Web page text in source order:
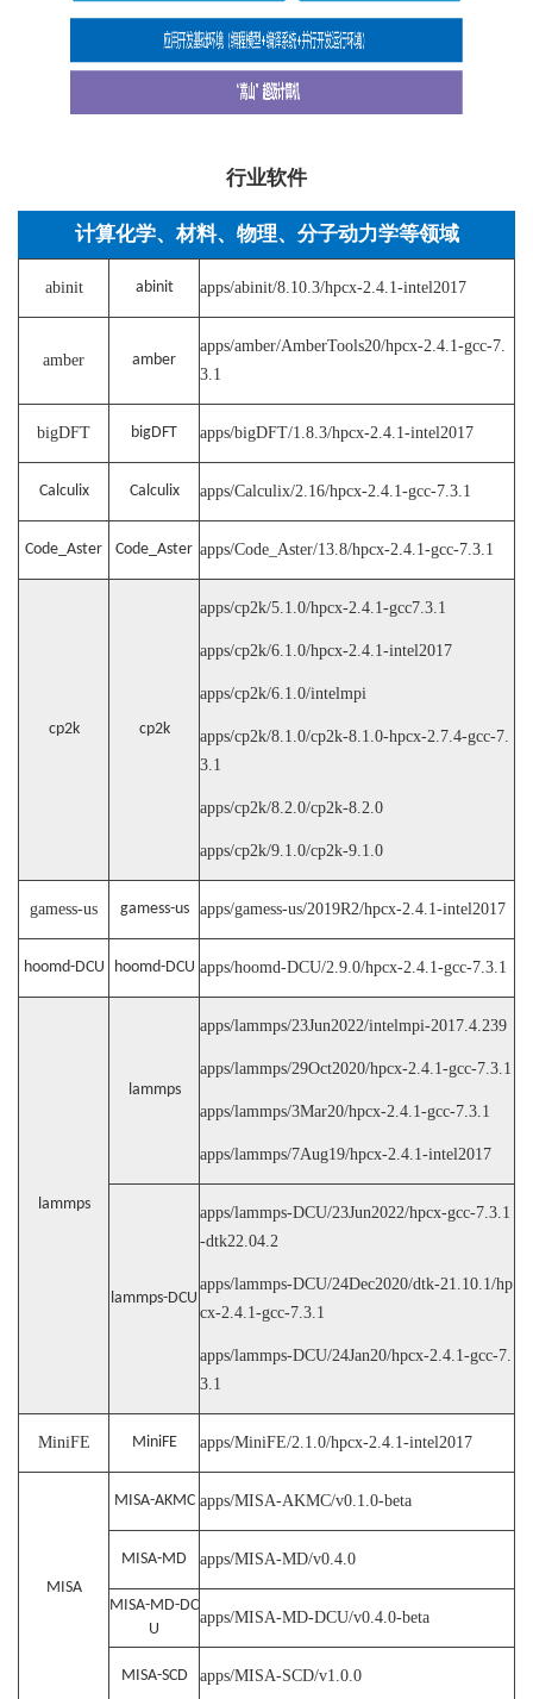
行业软件
计算化学、材料、物理、分子动力学等领域
abinit abinit apps/abinit/8.10.3/hpcx-2.4.1-intel2017
amber amber
apps/amber/AmberTools20/hpcx-2.4.1-gcc-7.
3.1
bigDFT bigDFT apps/bigDFT/1.8.3/hpcx-2.4.1-intel2017
Calculix Calculix apps/Calculix/2.16/hpcx-2.4.1-gcc-7.3.1
Code_Aster Code_Aster apps/Code_Aster/13.8/hpcx-2.4.1-gcc-7.3.1
cp2k cp2k
apps/cp2k/5.1.0/hpcx-2.4.1-gcc7.3.1
apps/cp2k/6.1.0/hpcx-2.4.1-intel2017
apps/cp2k/6.1.0/intelmpi
apps/cp2k/8.1.0/cp2k-8.1.0-hpcx-2.7.4-gcc-7.
3.1
apps/cp2k/8.2.0/cp2k-8.2.0
apps/cp2k/9.1.0/cp2k-9.1.0
gamess-us gamess-us apps/gamess-us/2019R2/hpcx-2.4.1-intel2017
hoomd-DCU hoomd-DCU apps/hoomd-DCU/2.9.0/hpcx-2.4.1-gcc-7.3.1
lammps
lammps
apps/lammps/23Jun2022/intelmpi-2017.4.239
apps/lammps/29Oct2020/hpcx-2.4.1-gcc-7.3.1
apps/lammps/3Mar20/hpcx-2.4.1-gcc-7.3.1
apps/lammps/7Aug19/hpcx-2.4.1-intel2017
lammps-DCU
apps/lammps-DCU/23Jun2022/hpcx-gcc-7.3.1
-dtk22.04.2
apps/lammps-DCU/24Dec2020/dtk-21.10.1/hp
cx-2.4.1-gcc-7.3.1
apps/lammps-DCU/24Jan20/hpcx-2.4.1-gcc-7.
3.1
MiniFE MiniFE apps/MiniFE/2.1.0/hpcx-2.4.1-intel2017
MISA
MISA-AKMC apps/MISA-AKMC/v0.1.0-beta
MISA-MD apps/MISA-MD/v0.4.0
MISA-MD-DC
U
apps/MISA-MD-DCU/v0.4.0-beta
MISA-SCD apps/MISA-SCD/v1.0.0